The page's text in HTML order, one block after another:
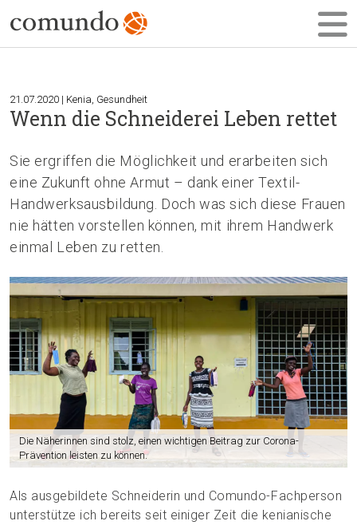
21.07.2020 | Kenia, Gesundheit
Wenn die Schneiderei Leben rettet
Sie ergriffen die Möglichkeit und erarbeiten sich
eine Zukunft ohne Armut – dank einer Textil-
Handwerksausbildung. Doch was sich diese Frauen
nie hätten vorstellen können, mit ihrem Handwerk
einmal Leben zu retten.
Die Näherinnen sind stolz, einen wichtigen Beitrag zur Corona-
Prävention leisten zu können.
Als ausgebildete Schneiderin und Comundo-Fachperson
unterstütze ich bereits seit einiger Zeit die kenianische